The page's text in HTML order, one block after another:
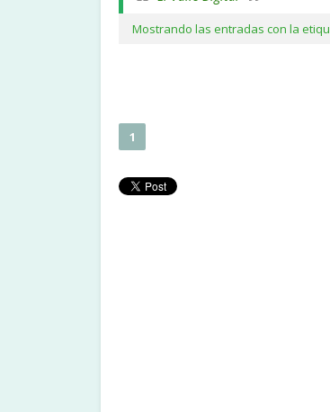
Mostrando las entradas con la
1